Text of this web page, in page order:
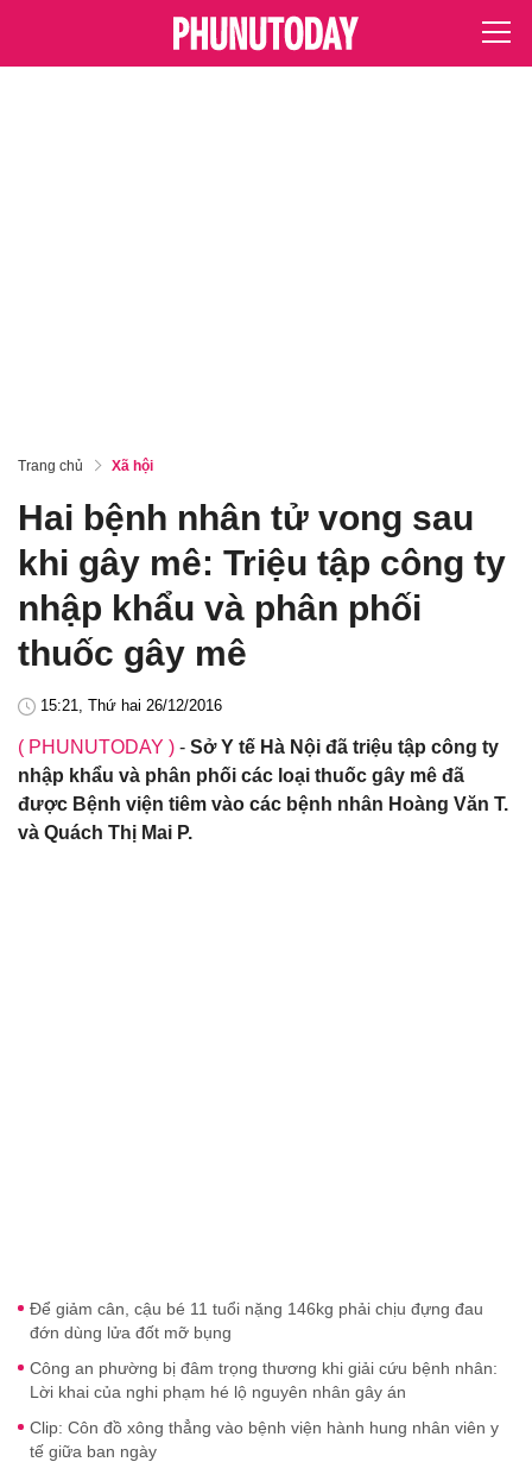
Trang chủ Xã hội
Hai bệnh nhân tử vong sau
khi gây mê: Triệu tập công ty
nhập khẩu và phân phối
thuốc gây mê
15:21, Thứ hai 26/12/2016
( PHUNUTODAY ) - Sở Y tế Hà Nội đã triệu tập công ty
nhập khẩu và phân phối các loại thuốc gây mê đã
được Bệnh viện tiêm vào các bệnh nhân Hoàng Văn T.
và Quách Thị Mai P.
Để giảm cân, cậu bé 11 tuổi nặng 146kg phải chịu đựng đau
đớn dùng lửa đốt mỡ bụng
Công an phường bị đâm trọng thương khi giải cứu bệnh nhân:
Lời khai của nghi phạm hé lộ nguyên nhân gây án
Clip: Côn đồ xông thẳng vào bệnh viện hành hung nhân viên y
tế giữa ban ngày